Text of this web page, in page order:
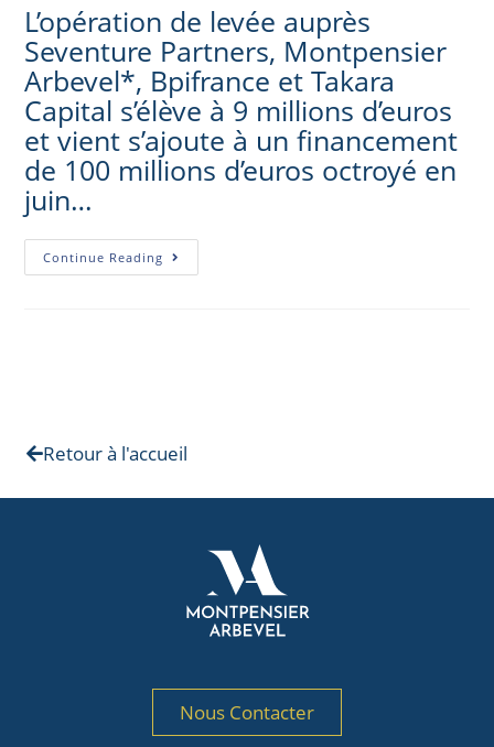
L’opération de levée auprès
Seventure Partners, Montpensier
Arbevel*, Bpifrance et Takara
Capital s’élève à 9 millions d’euros
et vient s’ajoute à un financement
de 100 millions d’euros octroyé en
juin…
Continue Reading
Retour à l'accueil
Nous Contacter